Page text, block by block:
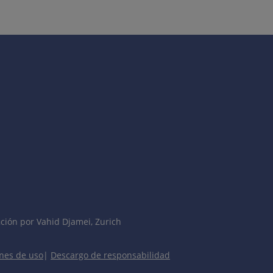
por Vahid Djamei, Zurich
de uso| Descargo de responsabilidad